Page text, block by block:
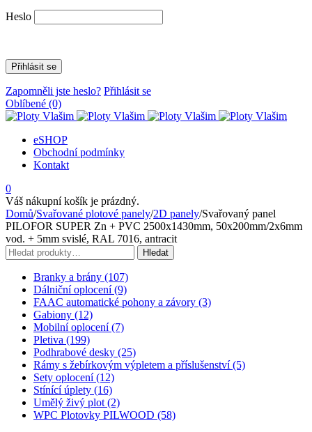
Heslo
Zapomněli jste heslo? Přihlásit se
Oblíbené (0)
eSHOP
Obchodní podmínky
Kontakt
0
Váš nákupní košík je prázdný.
Domů/Svařované plotové panely/2D panely/Svařovaný panel
PILOFOR SUPER Zn + PVC 2500x1430mm, 50x200mm/2x6mm
vod. + 5mm svislé, RAL 7016, antracit
Hledat:
Hledat
Branky a brány (107)
Dálniční oplocení (9)
FAAC automatické pohony a závory (3)
Gabiony (12)
Mobilní oplocení (7)
Pletiva (199)
Podhrabové desky (25)
Rámy s žebírkovým výpletem a příslušenství (5)
Sety oplocení (12)
Stínící úplety (16)
Umělý živý plot (2)
WPC Plotovky PILWOOD (58)